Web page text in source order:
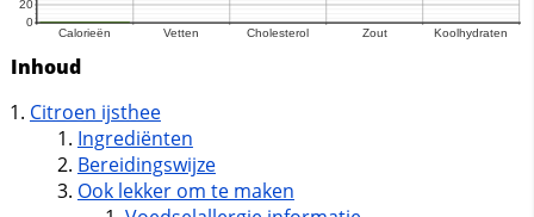
Inhoud
Citroen ijsthee
Ingrediënten
Bereidingswijze
Ook lekker om te maken